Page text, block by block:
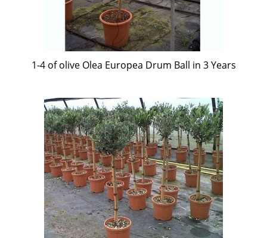
1-4 of olive Olea Europea Drum Ball in 3 Years